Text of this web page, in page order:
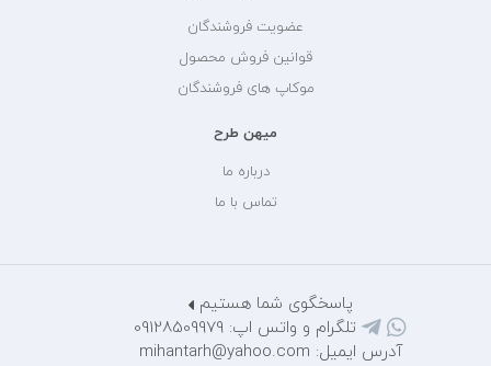
عضویت فروشندگان
قوانین فروش محصول
موکاپ های فروشندگان
میهن طرح
درباره ما
تماس با ما
پاسخگوی شما هستیم
تلگرام و واتس اپ: 09128509979
آدرس ایمیل: mihantarh@yahoo.com